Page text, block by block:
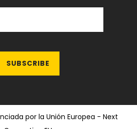
por la Unión Europea - Next